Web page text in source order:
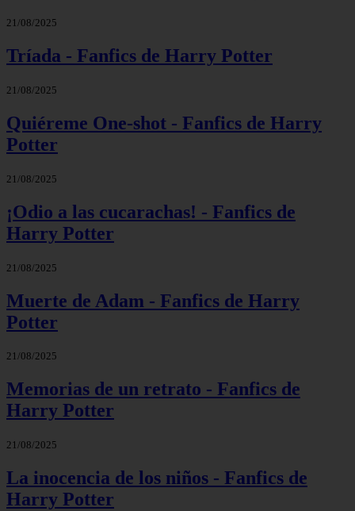
21/08/2025
Tríada - Fanfics de Harry Potter
21/08/2025
Quiéreme One-shot - Fanfics de Harry
Potter
21/08/2025
¡Odio a las cucarachas! - Fanfics de
Harry Potter
21/08/2025
Muerte de Adam - Fanfics de Harry
Potter
21/08/2025
Memorias de un retrato - Fanfics de
Harry Potter
21/08/2025
La inocencia de los niños - Fanfics de
Harry Potter